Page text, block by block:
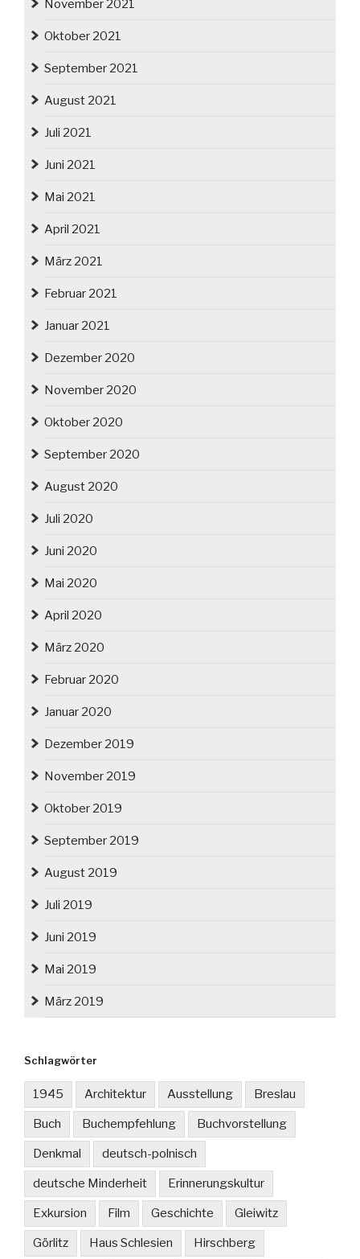
November 2021
Oktober 2021
September 2021
August 2021
Juli 2021
Juni 2021
Mai 2021
April 2021
März 2021
Februar 2021
Januar 2021
Dezember 2020
November 2020
Oktober 2020
September 2020
August 2020
Juli 2020
Juni 2020
Mai 2020
April 2020
März 2020
Februar 2020
Januar 2020
Dezember 2019
November 2019
Oktober 2019
September 2019
August 2019
Juli 2019
Juni 2019
Mai 2019
März 2019
Schlagwörter
1945 Architektur Ausstellung Breslau
Buch Buchempfehlung Buchvorstellung
Denkmal deutsch-polnisch
deutsche Minderheit Erinnerungskultur
Exkursion Film Geschichte Gleiwitz
Görlitz Haus Schlesien Hirschberg